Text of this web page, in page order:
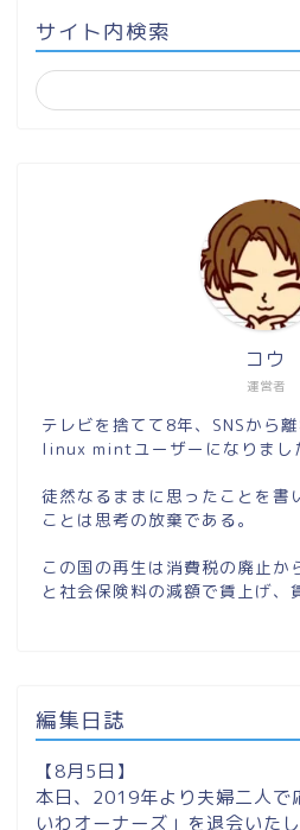
サイト内検索
運営者
コウ
テレビを捨てて8年、SNSから
linux mintユーザーになりまし
徒然なるままに思ったことを書
ことは思考の放棄である。
この国の再生は消費税の廃止か
と社会保険料の減額で賃上げ、
編集日誌
【8月5日】
本日、2019年より夫婦二人で
いわオーナーズ」を退会いた